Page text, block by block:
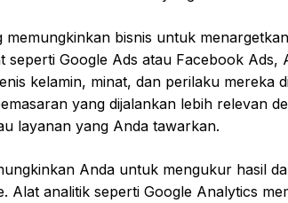
memungkinkan bisnis untuk
seperti Google Ads atau Facebook Ads,
kelamin, minat, dan perilaku mereka
yang dijalankan lebih relevan
layanan yang Anda tawarkan.
Anda untuk mengukur hasil
Alat analitik seperti Google Analytics